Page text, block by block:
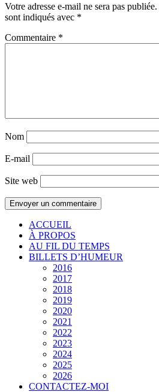
Votre adresse e-mail ne sera pas publiée.
sont indiqués avec *
Commentaire *
Nom
E-mail
Site web
ACCUEIL
À PROPOS
AU FIL DU TEMPS
BILLETS D’HUMEUR
2016
2017
2018
2019
2020
2021
2022
2023
2024
2025
2026
CONTACTEZ-MOI